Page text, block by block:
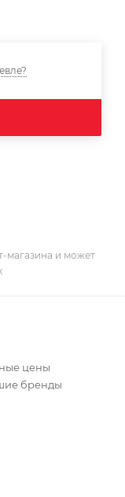
магазина и может
цены
бренды